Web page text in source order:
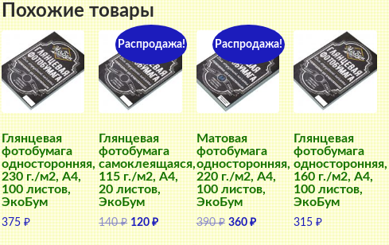
Похожие товары
Глянцевая
фотобумага
односторонняя,
230 г./м2, A4,
100 листов,
ЭкоБум
375₽
Распродажа!
Глянцевая
фотобумага
самоклеящаяся,
115 г./м2, A4,
20 листов,
ЭкоБум
140₽ Первоначальная
цена
120₽Текущая
цена:
Распродажа!
Матовая
фотобумага
односторонняя,
220 г./м2, A4,
100 листов,
ЭкоБум
390₽ Первоначальная
цена
360₽Текущая
цена:
Глянцевая
фотобумага
односторонняя,
160 г./м2, A4,
100 листов,
ЭкоБум
315₽